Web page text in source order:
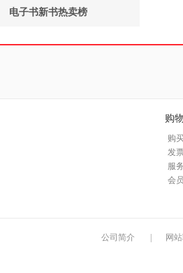
电子书新书热卖榜
购
购
发
服
会
公司简介 网